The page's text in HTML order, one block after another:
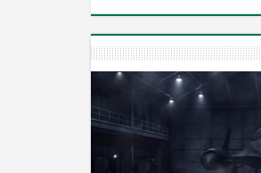
البلدين